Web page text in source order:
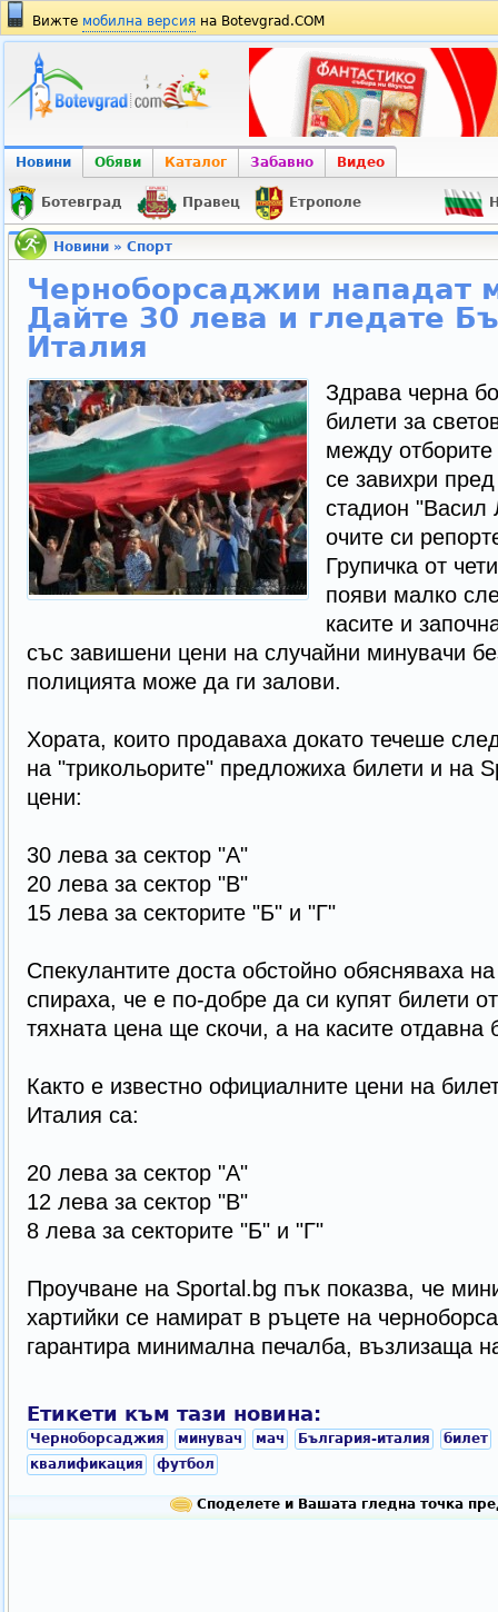
Вижте мобилна версия на Botevgrad.COM
Новини Обяви Каталог Забавно Видео
Ботевград Правец Етрополе
Новини» Спорт
Черноборсаджии нападат
Дайте 30 лева и гледате
Италия
Здрава черна
билети за
между
се завихри
стадион "Васил
очите си
Групичка от
появи малко
касите и
със завишени цени на случайни минувачи
полицията може да ги залови.
Хората, които продаваха докато течеше
на "трикольорите" предложиха билети и на
цени:
30 лева за сектор "А"
20 лева за сектор "В"
15 лева за секторите "Б" и "Г"
Спекулантите доста обстойно обясняваха
спираха, че е по-добре да си купят билети
тяхната цена ще скочи, а на касите
Както е известно официалните цени на
Италия са:
20 лева за сектор "А"
12 лева за сектор "В"
8 лева за секторите "Б" и "Г"
Проучване на Sportal.bg пък показва, че
хартийки се намират в ръцете на
гарантира минимална печалба, възлизаща
Етикети към тази новина:
Черноборсаджия минувач мач България-италия
билет
квалификация
футбол
Споделете и Вашата гледна точка